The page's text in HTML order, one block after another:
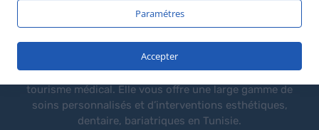
Medcare Vacances est une agence spécialisée dans le
tourisme médical. Elle vous offre une large gamme de
soins personnalisés et d’interventions esthétiques,
dentaire, bariatriques en Tunisie.
Paramétres
Accepter